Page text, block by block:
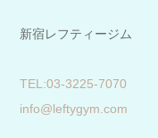
新宿レフティージム
​TEL:03-3225-7070
info@leftygym.com